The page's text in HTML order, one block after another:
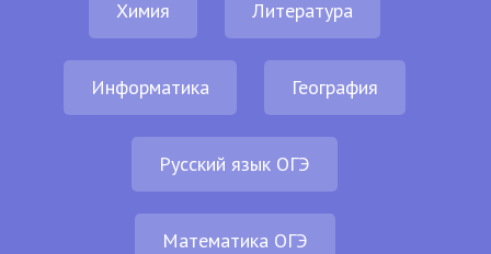
Химия Литература
Информатика География
Русский язык ОГЭ
Математика ОГЭ